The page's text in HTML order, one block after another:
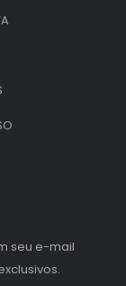
seu e-mail